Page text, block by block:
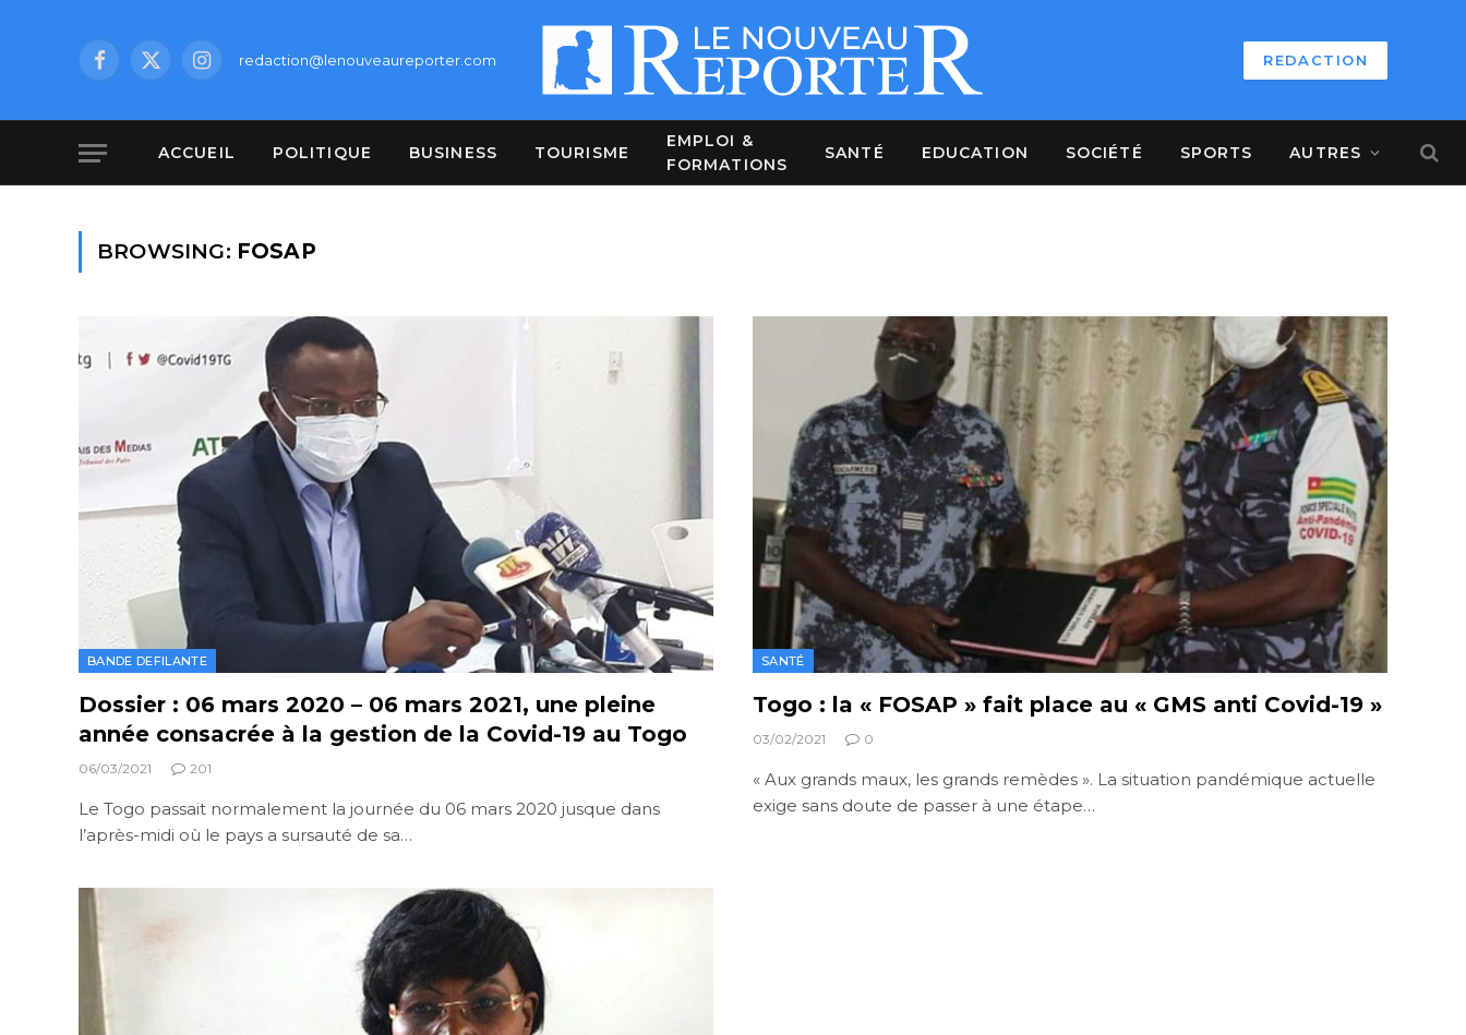
Facebook
X
Instagramredaction@lenouveaureporter.com REDACTION
ACCUEIL POLITIQUE BUSINESS TOURISME
EMPLOI &
FORMATIONS
SANTÉ EDUCATION SOCIÉTÉ SPORTS AUTRES
BROWSING: FOSAP
BANDE DEFILANTE
Dossier : 06 mars 2020 – 06 mars 2021, une pleine
année consacrée à la gestion de la Covid-19 au Togo
06/03/2021 201
Le Togo passait normalement la journée du 06 mars 2020 jusque dans
l’après-midi où le pays a sursauté de sa…
SANTÉ
Togo : la « FOSAP » fait place au « GMS anti Covid-19 »
03/02/2021 0
« Aux grands maux, les grands remèdes ». La situation pandémique actuelle
exige sans doute de passer à une étape…